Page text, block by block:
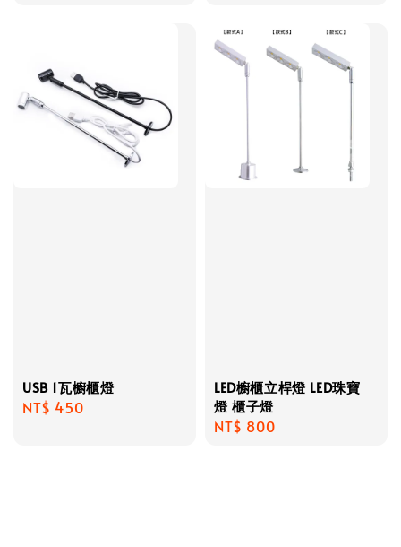
USB 1瓦櫥櫃燈
Regular
NT$ 450
LED櫥櫃立桿燈 LED珠寶
燈 櫃子燈
Regular
NT$ 800